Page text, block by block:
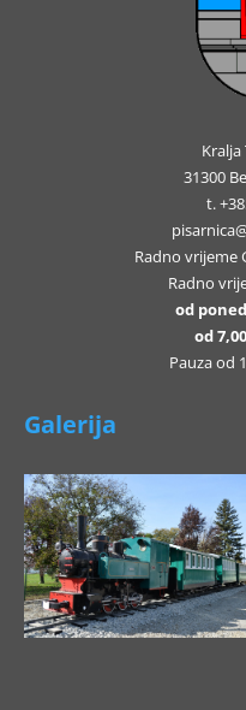
Kralja
31300
t.
Radno vrijeme
Radno
od
od
Pauza od
Galerija